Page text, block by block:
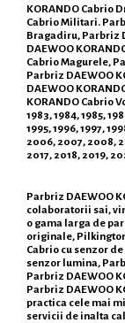
KORANDO Cabrio
Cabrio Militari.
Bragadiru, Parbriz
DAEWOO
Cabrio Magurele,
Parbriz DAEWOO
DAEWOO
KORANDO Cabrio
1983, 1984, 1985,
1995, 1996, 1997,
2006, 2007, 2008,
2017, 2018, 2019,
Parbriz DAEWOO
colaboratorii sai,
o gama larga de
originale,
Cabrio cu senzor
senzor lumina,
Parbriz DAEWOO
Parbriz DAEWOO
practica cele mai
servicii de inalta